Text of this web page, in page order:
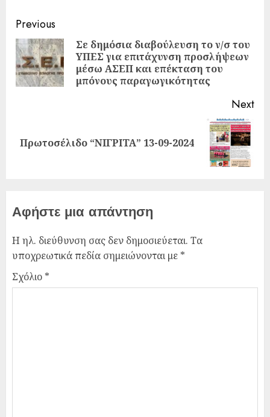
Previous
Σε δημόσια διαβούλευση το ν/σ του
ΥΠΕΣ για επιτάχυνση προσλήψεων
μέσω ΑΣΕΠ και επέκταση του
μπόνους παραγωγικότητας
Next
Πρωτοσέλιδο “ΝΙΓΡΙΤΑ” 13-09-2024
Αφήστε μια απάντηση
Η ηλ. διεύθυνση σας δεν δημοσιεύεται. Τα
υποχρεωτικά πεδία σημειώνονται με *
Σχόλιο *